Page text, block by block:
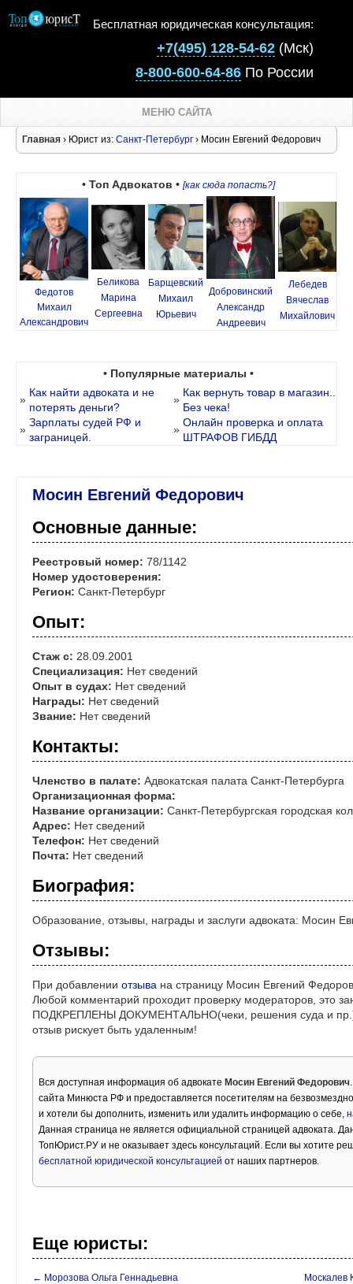
Бесплатная юридическая консультация:
+7(495) 128-54-62 (Мск)
8-800-600-64-86 По России
МЕНЮ САЙТА
Главная › Юрист из: Санкт-Петербург › Мосин Евгений Федорович
• Топ Адвокатов • [как сюда попасть?]
Федотов
Михаил
Александрович
Беликова
Марина
Сергеевна
Барщевский
Михаил
Юрьевич
Добровинский
Александр
Андреевич
Лебедев
Вячеслав
Михайлович
• Популярные материалы •
»
Как найти адвоката и не
потерять деньги?
»
Как вернуть товар в магазин..
Без чека!
»
Зарплаты судей РФ и
заграницей.
»
Онлайн проверка и оплата
ШТРАФОВ ГИБДД
Мосин Евгений Федорович
Основные данные:
Реестровый номер: 78/1142
Номер удостоверения:
Регион: Санкт-Петербург
Опыт:
Стаж с: 28.09.2001
Специализация: Нет сведений
Опыт в судах: Нет сведений
Награды: Нет сведений
Звание: Нет сведений
Контакты:
Членство в палате: Адвокатская палата Санкт-Петербурга
Организационная форма:
Название организации: Санкт-Петербургская городская
Адрес: Нет сведений
Телефон: Нет сведений
Почта: Нет сведений
Биография:
Образование, отзывы, награды и заслуги адвоката: Мосин
Отзывы:
При добавлении отзыва на страницу Мосин Евгений
Любой комментарий проходит проверку модераторов, это
ПОДКРЕПЛЕНЫ ДОКУМЕНТАЛЬНО(чеки, решения суда и пр.)!
отзыв рискует быть удаленным!
Вся доступная информация об адвокате Мосин Евгений Федорович
сайта Минюста РФ и предоставляется посетителям на
и хотели бы дополнить, изменить или удалить информацию о себе,
Данная страница не является официальной страницей адвоката.
ТопЮрист.РУ и не оказывает здесь консультаций. Если вы хотите
бесплатной юридической консультацией от наших партнеров.
Еще юристы:
← Морозова Ольга Геннадьевна Москалев